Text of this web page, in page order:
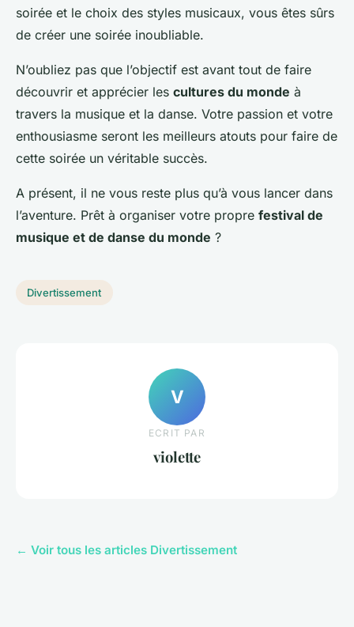
soirée et le choix des styles musicaux, vous êtes sûrs
de créer une soirée inoubliable.
N’oubliez pas que l’objectif est avant tout de faire
découvrir et apprécier les cultures du monde à
travers la musique et la danse. Votre passion et votre
enthousiasme seront les meilleurs atouts pour faire de
cette soirée un véritable succès.
A présent, il ne vous reste plus qu’à vous lancer dans
l’aventure. Prêt à organiser votre propre festival de
musique et de danse du monde ?
Divertissement
V
ECRIT PAR
violette
← Voir tous les articles Divertissement